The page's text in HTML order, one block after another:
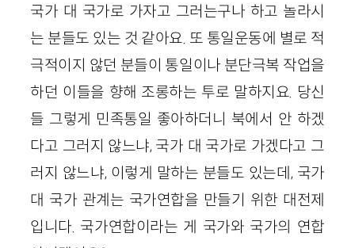
국가 대 국가로 가자고 그러는구나 하고 놀라시
는 분들도 있는 것 같아요. 또 통일운동에 별로 적
극적이지 않던 분들이 통일이나 분단극복 작업을
하던 이들을 향해 조롱하는 투로 말하지요. 당신
들 그렇게 민족통일 좋아하더니 북에서 안 하겠
다고 그러지 않느냐, 국가 대 국가로 가겠다고 그
러지 않느냐, 이렇게 말하는 분들도 있는데, 국가
대 국가 관계는 국가연합을 만들기 위한 대전제
입니다. 국가연합이라는 게 국가와 국가의 연합